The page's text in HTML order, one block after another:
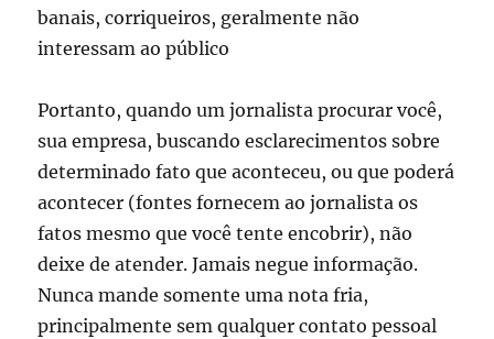
banais, corriqueiros, geralmente não
interessam ao público
Portanto, quando um jornalista procurar você,
sua empresa, buscando esclarecimentos sobre
determinado fato que aconteceu, ou que poderá
acontecer (fontes fornecem ao jornalista os
fatos mesmo que você tente encobrir), não
deixe de atender. Jamais negue informação.
Nunca mande somente uma nota fria,
principalmente sem qualquer contato pessoal